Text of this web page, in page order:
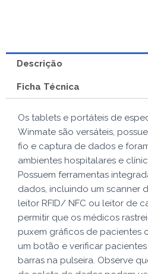
Descrição
Ficha Técnica
Os tablets e portáteis de
Winmate são versáteis,
fio e captura de dados e
ambientes hospitalares e
Possuem ferramentas
dados, incluindo um scanner
leitor RFID/ NFC ou leitor de
permitir que os médicos
puxem gráficos de pacientes
um botão e verificar
barras na pulseira. Observe